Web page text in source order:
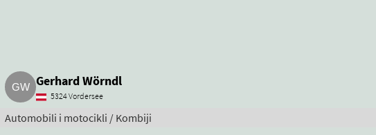
Gerhard Wörndl
5324 Vordersee
Automobili i motocikli / Kombiji